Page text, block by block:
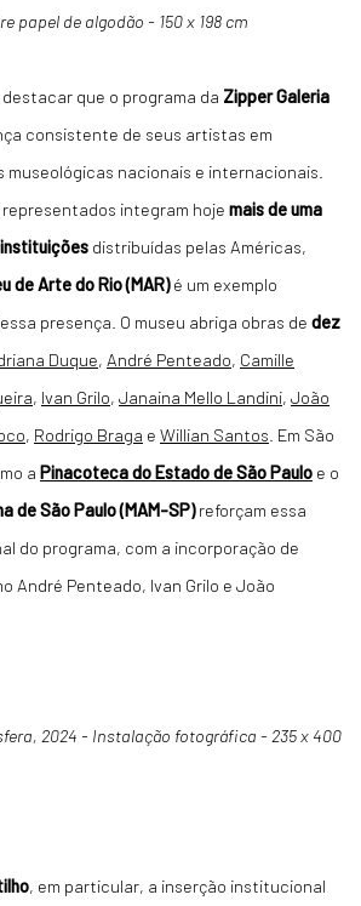
papel de algodão - 150 x 198 cm
que o programa da Zipper Galeria
consistente de seus artistas em
nacionais e internacionais.
integram hoje mais de uma
distribuídas pelas Américas,
de Arte do Rio (MAR)é um exemplo
presença. O museu abriga obras de dez
Duque, André Penteado, Camille
, Ivan Grilo, Janaina Mello Landini, João
, Rodrigo Braga e Willian Santos . Em São
a Pinacoteca do Estado de São Paulo e o
de São Paulo (MAM-SP)reforçam essa
do programa, com a incorporação de
André Penteado, Ivan Grilo e João
2024 - Instalação fotográfica - 235 x 400
, em particular, a inserção institucional